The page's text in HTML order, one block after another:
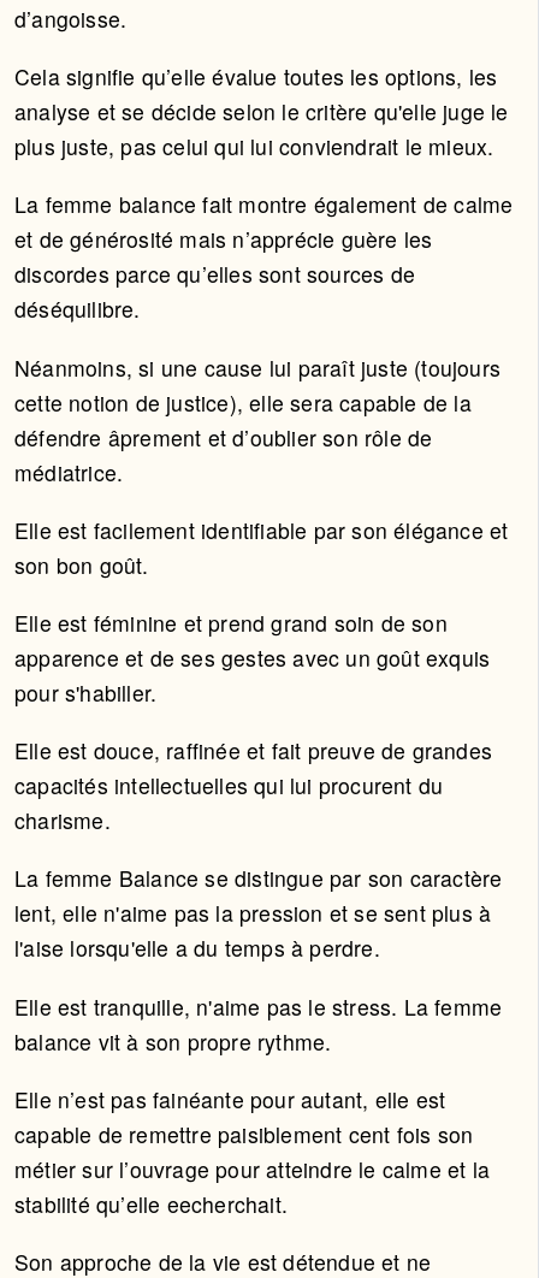
d’angoisse.
Cela signifie qu’elle évalue toutes les options, les
analyse et se décide selon le critère qu'elle juge le
plus juste, pas celui qui lui conviendrait le mieux.
La femme balance fait montre également de calme
et de générosité mais n’apprécie guère les
discordes parce qu’elles sont sources de
déséquilibre.
Néanmoins, si une cause lui paraît juste (toujours
cette notion de justice), elle sera capable de la
défendre âprement et d’oublier son rôle de
médiatrice.
Elle est facilement identifiable par son élégance et
son bon goût.
Elle est féminine et prend grand soin de son
apparence et de ses gestes avec un goût exquis
pour s'habiller.
Elle est douce, raffinée et fait preuve de grandes
capacités intellectuelles qui lui procurent du
charisme.
La femme Balance se distingue par son caractère
lent, elle n'aime pas la pression et se sent plus à
l'aise lorsqu'elle a du temps à perdre.
Elle est tranquille, n'aime pas le stress. La femme
balance vit à son propre rythme.
Elle n’est pas fainéante pour autant, elle est
capable de remettre paisiblement cent fois son
métier sur l’ouvrage pour atteindre le calme et la
stabilité qu’elle eecherchait.
Son approche de la vie est détendue et ne